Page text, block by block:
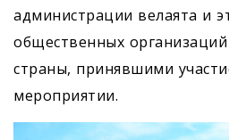
администрации велаята и
общественных
страны, принявшими
мероприятии.